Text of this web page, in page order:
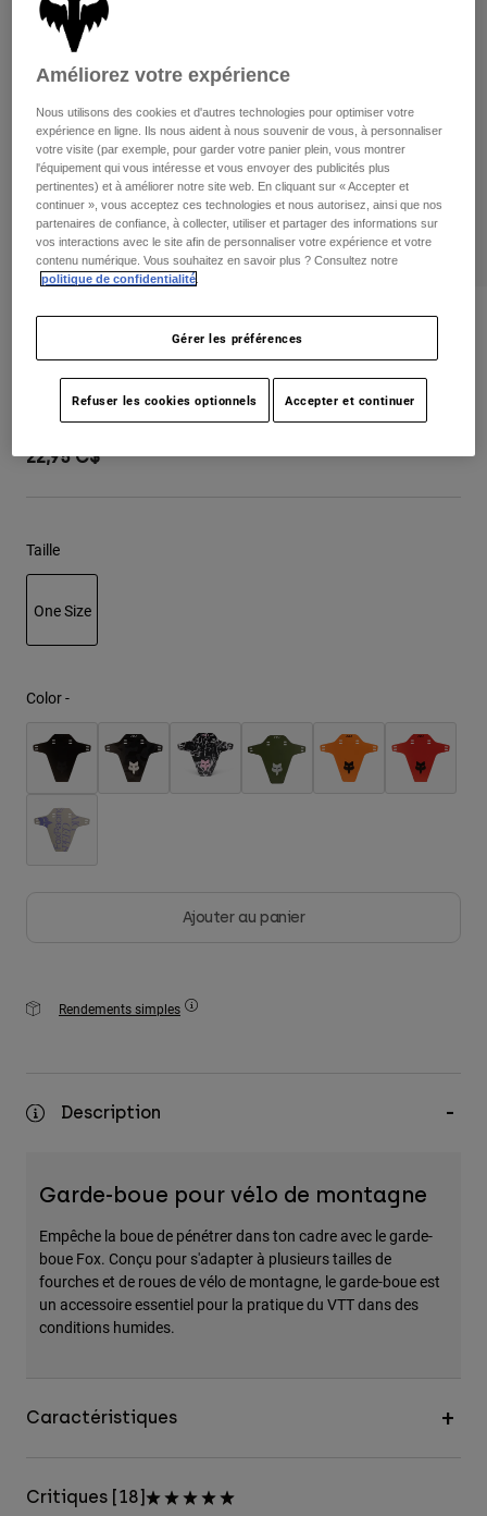
Pants
Guards & Protection
Gloves
Jackets & Hydration Vests
Base Layers
Gear Bags
Replacement Parts
Shorts
Pads & Protection
Jackets
Gloves
Goggles
Base Layers
Socks
Pants
Shorts
Swim
Tout acheter
Womens
Hats
Shirts
Sweatshirts
Pants
Hats
Shirts
Shorts
Critiques
Mudguard
31192
22,95 C$
Taille
One Size
Color -
Ajouter au panier
Rendements simples
Description
Garde-boue pour vélo de montagne
Empêche la boue de pénétrer dans ton cadre avec le garde-
boue Fox. Conçu pour s'adapter à plusieurs tailles de
fourches et de roues de vélo de montagne, le garde-boue est
un accessoire essentiel pour la pratique du VTT dans des
conditions humides.
Caractéristiques
Critiques [18]
Améliorez votre expérience
Nous utilisons des cookies et d'autres technologies pour optimiser votre
expérience en ligne. Ils nous aident à nous souvenir de vous, à personnaliser
votre visite (par exemple, pour garder votre panier plein, vous montrer
l'équipement qui vous intéresse et vous envoyer des publicités plus
pertinentes) et à améliorer notre site web. En cliquant sur « Accepter et
continuer », vous acceptez ces technologies et nous autorisez, ainsi que nos
partenaires de confiance, à collecter, utiliser et partager des informations sur
vos interactions avec le site afin de personnaliser votre expérience et votre
contenu numérique. Vous souhaitez en savoir plus ? Consultez notre
politique de confidentialité
Gérer les préférences
Refuser les cookies optionnels Accepter et continuer